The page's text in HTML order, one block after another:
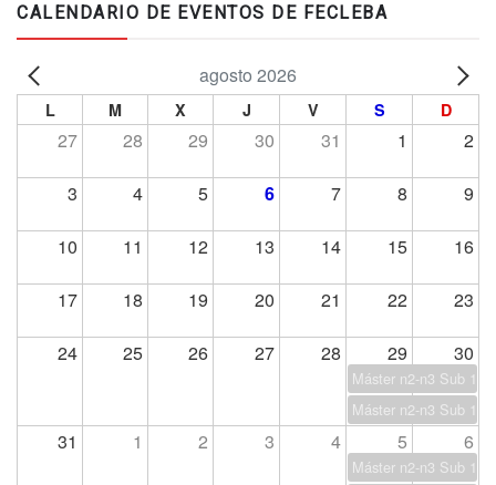
CALENDARIO DE EVENTOS DE FECLEBA
agosto 2026
L M X J V S D
27 28 29 30 31 1 2
3 4 5 6 7 8 9
10 11 12 13 14 15 16
17 18 19 20 21 22 23
24 25 26 27 28 29 30
Máster n2-n3 Sub 13
Máster n2-n3 Sub 17
31 1 2 3 4 5 6
Máster n2-n3 Sub 15